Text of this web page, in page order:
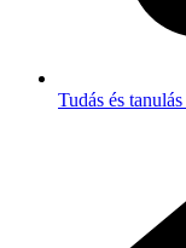
Tudás és tanulás